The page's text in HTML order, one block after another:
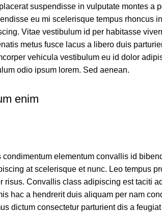
suspendisse in vulputate montes a
eu mi scelerisque tempus rhoncus
Vitae vestibulum id per habitasse
metus fusce lacus a libero duis
vehicula vestibulum eu id dolor
odio ipsum lorem. Sed aenean.
enim
condimentum elementum convallis id
at scelerisque et nunc. Leo tempus
risus. Convallis class adipiscing est taciti
hac a hendrerit duis aliquam per nam
dictum consectetur parturient dis a